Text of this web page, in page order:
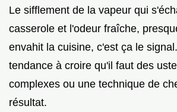
Le sifflement de la vapeur qui
casserole et l'odeur fraîche,
envahit la cuisine, c'est ça le
tendance à croire qu'il faut des
complexes ou une technique de
résultat.